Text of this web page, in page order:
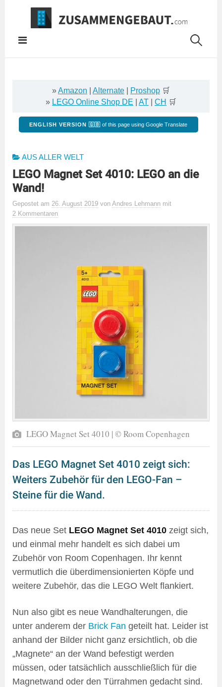
Springe
Inhalt
»Amazon Alternate Proshop 🛒
» LEGO Online Shop DE AT CH 🛒
ENGLISH VERSION 🇬🇧 of this page using Google Translate
AUS ALLER WELT
LEGO Magnet Set 4010: LEGO an die
Wand!
Gepostet am 26. August 2019 von Andres Lehmann mit
2 Kommentaren
LEGO Magnet Set 4010 | © Room Copenhagen
Das LEGO Magnet Set 4010 zeigt sich:
Weiters Zubehör für den LEGO-Fan –
Steine für die Wand.
Das neue Set LEGO Magnet Set 4010 zeigt sich,
und einmal mehr handelt es sich dabei um
Zubehör von Room Copenhagen. Ihr kennt
vermutlich die überdimensionierten Köpfe und
weitere Zubehör, das die LEGO Welt flankiert.
Nun also gibt es neue Wandhalterungen, die
unter anderem der Brick Fan geteilt hat. Leider ist
anhand der Bilder nicht ganz ersichtlich, ob die
„Magnete“ an der Wand befestigt werden
müssen, oder tatsächlich ausschließlich für die
Magnetwand oder den Türrahmen gedacht sind.